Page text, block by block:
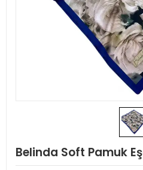
Belinda Soft Pamuk